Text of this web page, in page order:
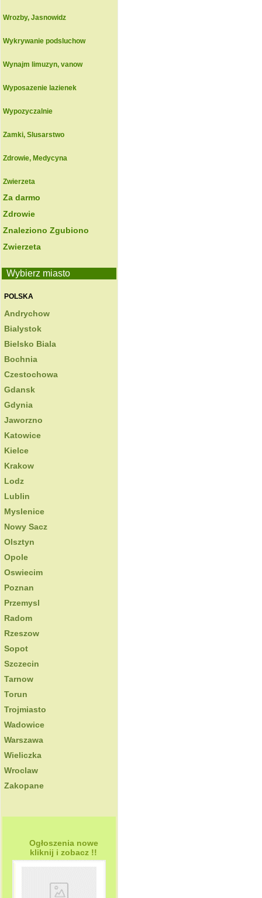
Wrozby, Jasnowidz
Wykrywanie podsluchow
Wynajm limuzyn, vanow
Wyposazenie lazienek
Wypozyczalnie
Zamki, Slusarstwo
Zdrowie, Medycyna
Zwierzeta
Za darmo
Zdrowie
Znaleziono Zgubiono
Zwierzeta
Wybierz miasto
POLSKA
Andrychow
Bialystok
Bielsko Biala
Bochnia
Czestochowa
Gdansk
Gdynia
Jaworzno
Katowice
Kielce
Krakow
Lodz
Lublin
Myslenice
Nowy Sacz
Olsztyn
Opole
Oswiecim
Poznan
Przemysl
Radom
Rzeszow
Sopot
Szczecin
Tarnow
Torun
Trojmiasto
Wadowice
Warszawa
Wieliczka
Wroclaw
Zakopane
Ogłoszenia nowe
kliknij i zobacz !!